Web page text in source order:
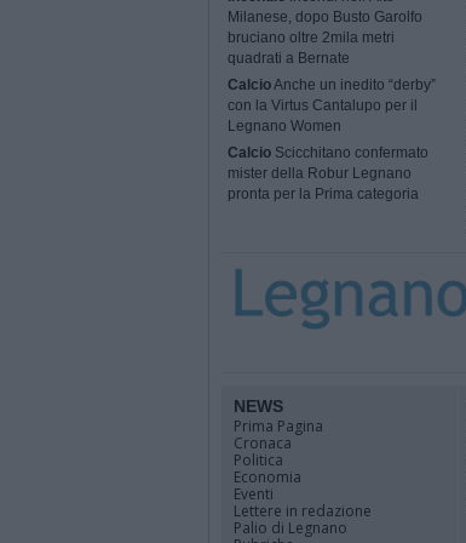
Milanese, dopo Busto Garolfo
bruciano oltre 2mila metri
quadrati a Bernate
CalcioAnche un inedito “derby”
con la Virtus Cantalupo per il
Legnano Women
Calcio Scicchitano confermato
mister della Robur Legnano
pronta per la Prima categoria
NEWS
Prima Pagina
Cronaca
Politica
Economia
Eventi
Lettere in redazione
Palio di Legnano